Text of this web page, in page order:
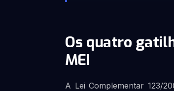
Os quatro
MEI
A Lei Complementar 123/